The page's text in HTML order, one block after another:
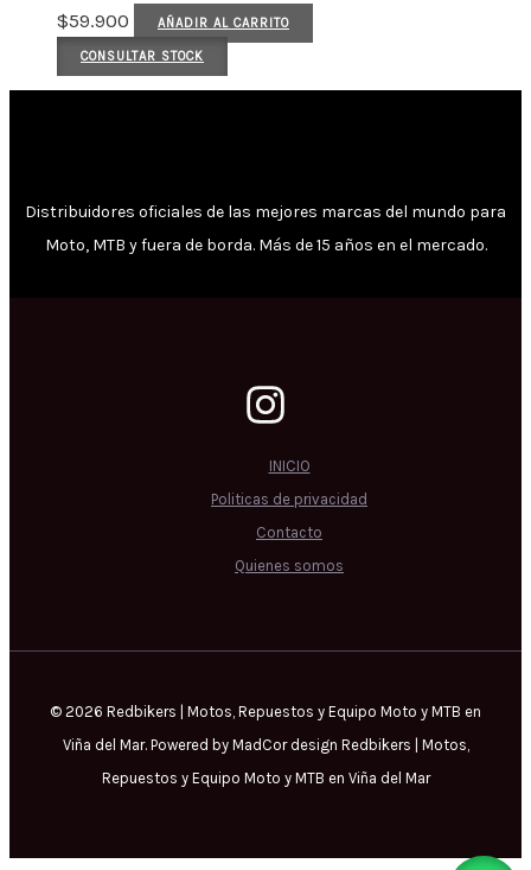
$59.900 AÑADIR AL CARRITO
CONSULTAR STOCK
Distribuidores oficiales de las mejores marcas del mundo para
Moto, MTB y fuera de borda. Más de 15 años en el mercado.
INICIO
Politicas de privacidad
Contacto
Quienes somos
© 2026 Redbikers | Motos, Repuestos y Equipo Moto y MTB en
Viña del Mar. Powered by MadCor design Redbikers | Motos,
Repuestos y Equipo Moto y MTB en Viña del Mar